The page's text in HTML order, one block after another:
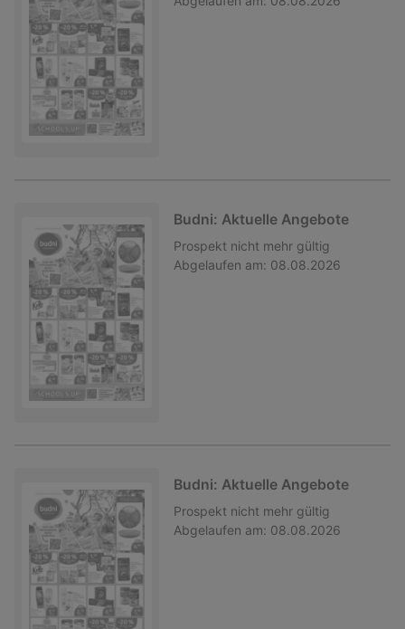
Budni: Aktuelle Angebote
Prospekt nicht mehr gültig
Abgelaufen am: 08.08.2026
Budni: Aktuelle Angebote
Prospekt nicht mehr gültig
Abgelaufen am: 08.08.2026